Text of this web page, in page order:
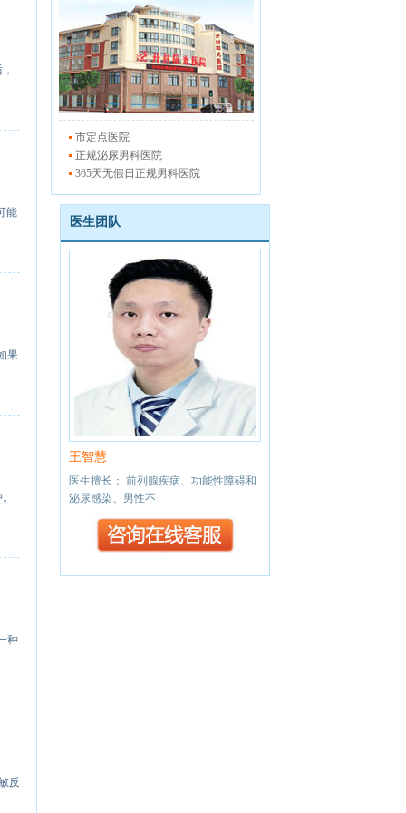
能
果
种
反
市定点医院
正规泌尿男科医院
365天无假日正规男科医院
医生团队
王智慧
医生擅长： 前列腺疾病、功能性障碍和
泌尿感染、男性不